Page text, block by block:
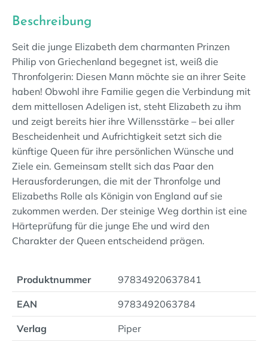
Beschreibung
Seit die junge Elizabeth dem charmanten Prinzen
Philip von Griechenland begegnet ist, weiß die
Thronfolgerin: Diesen Mann möchte sie an ihrer Seite
haben! Obwohl ihre Familie gegen die Verbindung mit
dem mittellosen Adeligen ist, steht Elizabeth zu ihm
und zeigt bereits hier ihre Willensstärke – bei aller
Bescheidenheit und Aufrichtigkeit setzt sich die
künftige Queen für ihre persönlichen Wünsche und
Ziele ein. Gemeinsam stellt sich das Paar den
Herausforderungen, die mit der Thronfolge und
Elizabeths Rolle als Königin von England auf sie
zukommen werden. Der steinige Weg dorthin ist eine
Härteprüfung für die junge Ehe und wird den
Charakter der Queen entscheidend prägen.
Produktnummer 97834920637841
EAN 9783492063784
Verlag Piper